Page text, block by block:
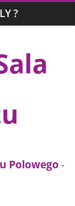
?
Polowego -